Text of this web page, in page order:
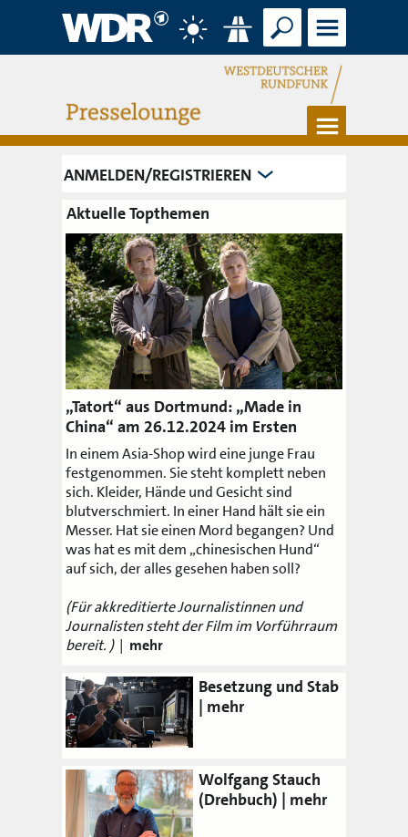
Verkehr
Suche Menü
Menü
ANMELDEN/REGISTRIEREN
Aktuelle Topthemen
„Tatort“ aus Dortmund: „Made in
China“ am 26.12.2024 im Ersten
In einem Asia-Shop wird eine junge Frau
festgenommen. Sie steht komplett neben
sich. Kleider, Hände und Gesicht sind
blutverschmiert. In einer Hand hält sie ein
Messer. Hat sie einen Mord begangen? Und
was hat es mit dem „chinesischen Hund“
auf sich, der alles gesehen haben soll?
(Für akkreditierte Journalistinnen und
Journalisten steht der Film im Vorführraum
bereit. ) | mehr
Besetzung und Stab
Wolfgang Stauch
(Drehbuch)